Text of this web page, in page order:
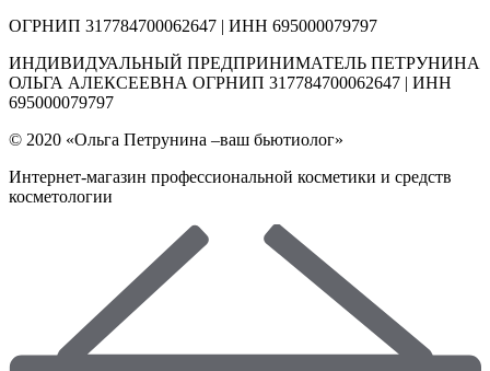
ОГРНИП 317784700062647 | ИНН 695000079797
ИНДИВИДУАЛЬНЫЙ ПРЕДПРИНИМАТЕЛЬ ПЕТРУНИНА
ОЛЬГА АЛЕКСЕЕВНА ОГРНИП 317784700062647 | ИНН
695000079797
© 2020 «Ольга Петрунина –ваш бьютиолог»
Интернет-магазин профессиональной косметики и средств
косметологии